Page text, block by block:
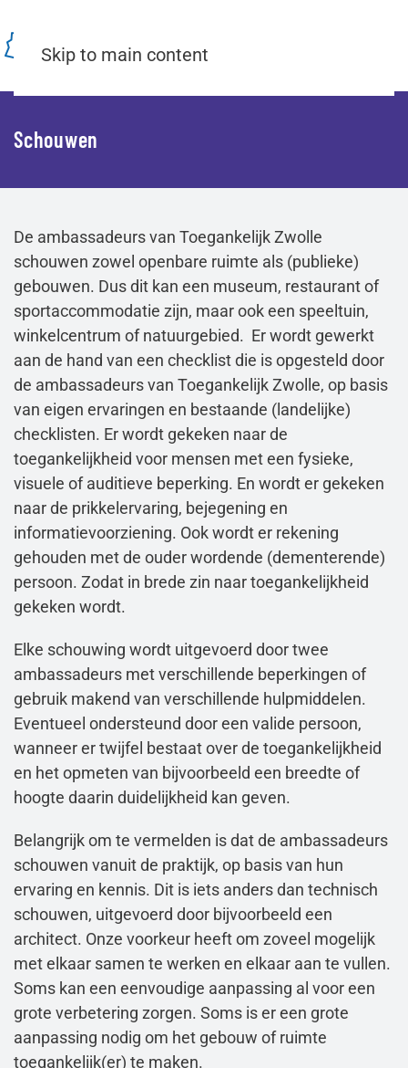
Skip to main content
Schouwen
De ambassadeurs van Toegankelijk Zwolle
schouwen zowel openbare ruimte als (publieke)
gebouwen. Dus dit kan een museum, restaurant of
sportaccommodatie zijn, maar ook een speeltuin,
winkelcentrum of natuurgebied. Er wordt gewerkt
aan de hand van een checklist die is opgesteld door
de ambassadeurs van Toegankelijk Zwolle, op basis
van eigen ervaringen en bestaande (landelijke)
checklisten. Er wordt gekeken naar de
toegankelijkheid voor mensen met een fysieke,
visuele of auditieve beperking. En wordt er gekeken
naar de prikkelervaring, bejegening en
informatievoorziening. Ook wordt er rekening
gehouden met de ouder wordende (dementerende)
persoon. Zodat in brede zin naar toegankelijkheid
gekeken wordt.
Elke schouwing wordt uitgevoerd door twee
ambassadeurs met verschillende beperkingen of
gebruik makend van verschillende hulpmiddelen.
Eventueel ondersteund door een valide persoon,
wanneer er twijfel bestaat over de toegankelijkheid
en het opmeten van bijvoorbeeld een breedte of
hoogte daarin duidelijkheid kan geven.
Belangrijk om te vermelden is dat de ambassadeurs
schouwen vanuit de praktijk, op basis van hun
ervaring en kennis. Dit is iets anders dan technisch
schouwen, uitgevoerd door bijvoorbeeld een
architect. Onze voorkeur heeft om zoveel mogelijk
met elkaar samen te werken en elkaar aan te vullen.
Soms kan een eenvoudige aanpassing al voor een
grote verbetering zorgen. Soms is er een grote
aanpassing nodig om het gebouw of ruimte
toegankelijk(er) te maken.